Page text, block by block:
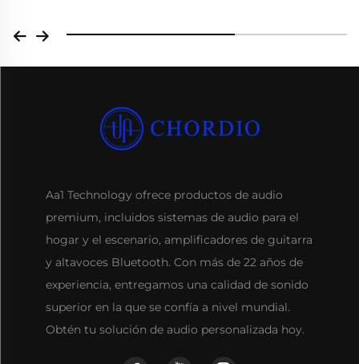
Aa1 Technology ofrece productos de audio
premium, incluidos sistemas de audio para el
hogar y el escenario, amplificadores de guitarra
y altavoces Bluetooth. Con más de 22 años de
experiencia, entregamos una calidad de sonido
superior en la que se confía a nivel mundial.
Obtén tu solución de audio personalizada hoy.